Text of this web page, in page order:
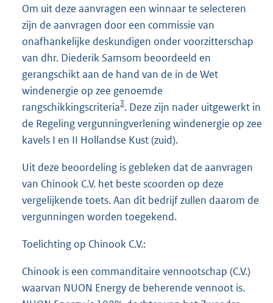
Om uit deze aanvragen een winnaar te selecteren
zijn de aanvragen door een commissie van
onafhankelijke deskundigen onder voorzitterschap
van dhr. Diederik Samsom beoordeeld en
gerangschikt aan de hand van de in de Wet
windenergie op zee genoemde
rangschikkingscriteria3. Deze zijn nader uitgewerkt in
de Regeling vergunningverlening windenergie op zee
kavels I en II Hollandse Kust (zuid).
Uit deze beoordeling is gebleken dat de aanvragen
van Chinook C.V. het beste scoorden op deze
vergelijkende toets. Aan dit bedrijf zullen daarom de
vergunningen worden toegekend.
Toelichting op Chinook C.V.:
Chinook is een commanditaire vennootschap (C.V.)
waarvan NUON Energy de beherende vennoot is.